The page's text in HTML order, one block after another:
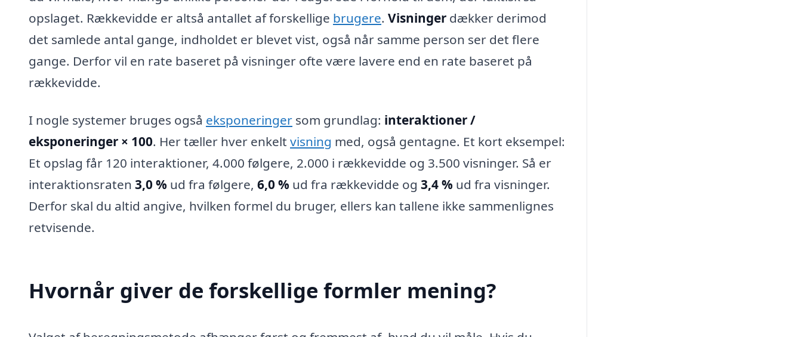
opslaget. Rækkevidde er altså antallet af forskellige brugere. Visninger dækker derimod
det samlede antal gange, indholdet er blevet vist, også når samme person ser det flere
gange. Derfor vil en rate baseret på visninger ofte være lavere end en rate baseret på
rækkevidde.
I nogle systemer bruges også eksponeringer som grundlag: interaktioner /
eksponeringer × 100. Her tæller hver enkelt visning med, også gentagne. Et kort eksempel:
Et opslag får 120 interaktioner, 4.000 følgere, 2.000 i rækkevidde og 3.500 visninger. Så er
interaktionsraten 3,0 % ud fra følgere, 6,0 % ud fra rækkevidde og 3,4 % ud fra visninger.
Derfor skal du altid angive, hvilken formel du bruger, ellers kan tallene ikke sammenlignes
retvisende.
Hvornår giver de forskellige formler mening?